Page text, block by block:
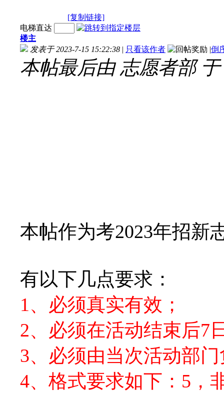
[复制链接]
电梯直达
楼主
发表于 2023-7-15 15:22:38 | 只看该作者 |倒
本帖最后由 志愿者部 于
本帖作为考2023年招新
有以下几点要求：
1、必须真实有效；
2、必须在活动结束后7
3、必须由当次活动部
4、格式要求如下： 5，